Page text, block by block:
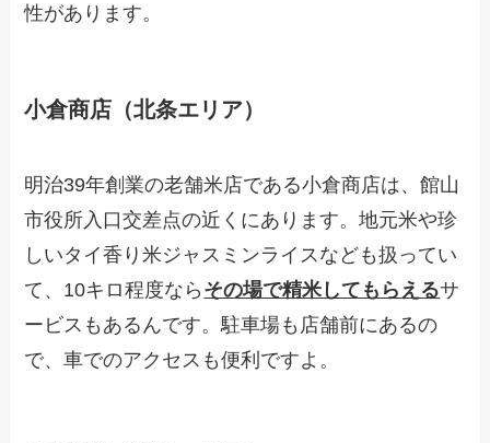
性があります。
小倉商店（北条エリア）
明治39年創業の老舗米店である小倉商店は、館山
市役所入口交差点の近くにあります。地元米や珍
しいタイ香り米ジャスミンライスなども扱ってい
て、10キロ程度なら その場で精米してもらえるサ
ービスもあるんです。駐車場も店舗前にあるの
で、車でのアクセスも便利ですよ。